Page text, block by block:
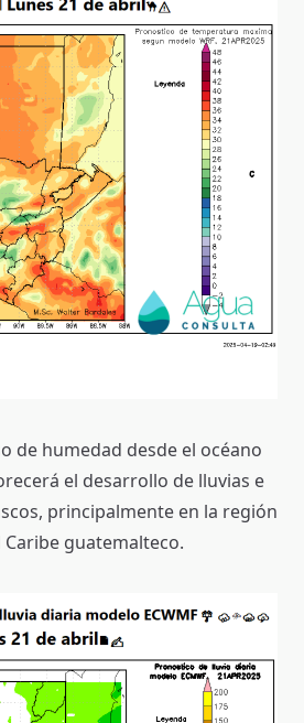
de humedad desde el océano
el desarrollo de lluvias e
principalmente en la región
Caribe guatemalteco.